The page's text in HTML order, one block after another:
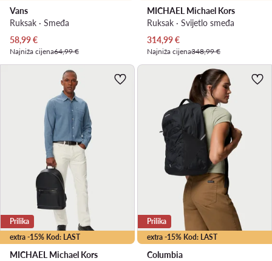
Vans
Ruksak · Smeđa
Trenutna cijena
58,99€
Najniža cijena64,99 €
MICHAEL Michael Kors
Ruksak · Svijetlo smeđa
Trenutna cijena
314,99€
Najniža cijena348,99 €
extra -15% Kod: LAST
Prilika
MICHAEL Michael Kors
extra -15% Kod: LAST
Prilika
Columbia